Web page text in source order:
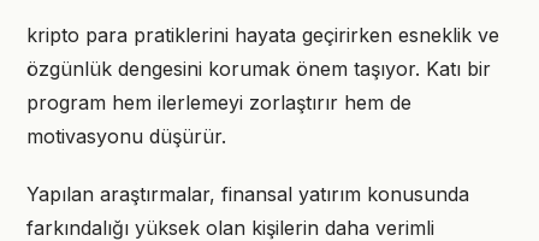
kripto para pratiklerini hayata geçirirken esneklik ve
özgünlük dengesini korumak önem taşıyor. Katı bir
program hem ilerlemeyi zorlaştırır hem de
motivasyonu düşürür.
Yapılan araştırmalar, finansal yatırım konusunda
farkındalığı yüksek olan kişilerin daha verimli